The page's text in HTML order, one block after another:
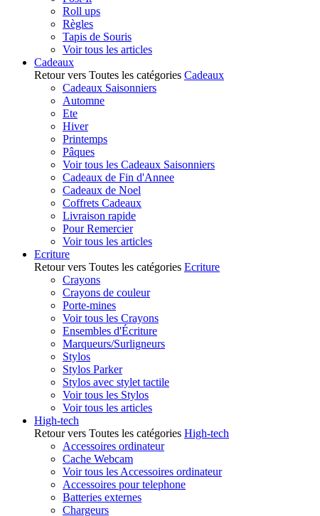
Roll ups
Règles
Tapis de Souris
Voir tous les articles
Cadeaux
Retour vers Toutes les catégories Cadeaux
Cadeaux Saisonniers
Automne
Ete
Hiver
Printemps
Pâques
Voir tous les Cadeaux Saisonniers
Cadeaux de Fin d'Annee
Cadeaux de Noel
Coffrets Cadeaux
Livraison rapide
Pour Remercier
Voir tous les articles
Ecriture
Retour vers Toutes les catégories Ecriture
Crayons
Crayons de couleur
Porte-mines
Voir tous les Crayons
Ensembles d'Écriture
Marqueurs/Surligneurs
Stylos
Stylos Parker
Stylos avec stylet tactile
Voir tous les Stylos
Voir tous les articles
High-tech
Retour vers Toutes les catégories High-tech
Accessoires ordinateur
Cache Webcam
Voir tous les Accessoires ordinateur
Accessoires pour telephone
Batteries externes
Chargeurs